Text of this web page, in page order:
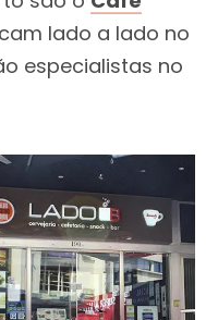
lado a lado no
especialistas no